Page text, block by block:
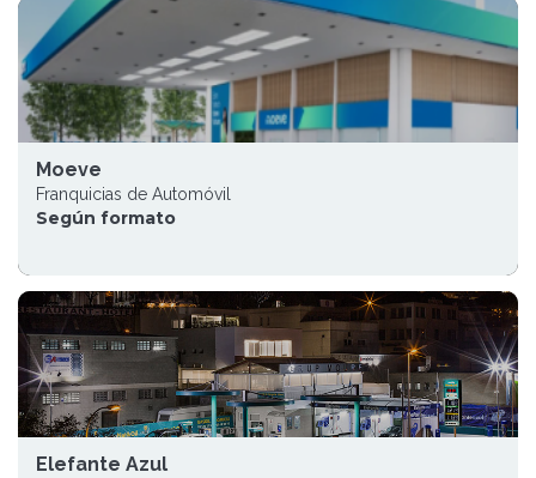
Moeve
Franquicias de Automóvil
Según formato
Elefante Azul